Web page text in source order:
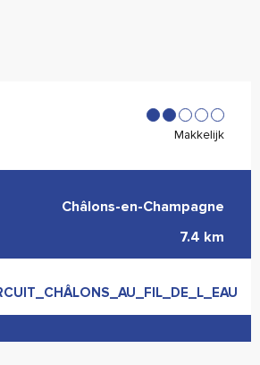
Makkelijk
Châlons-en-Champagne
7.4 km